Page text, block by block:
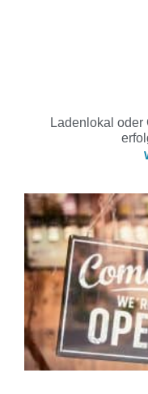
Ladenlokal